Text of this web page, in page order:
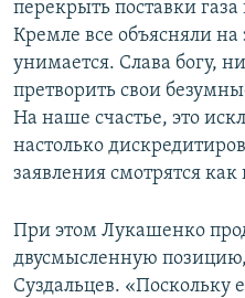
перекрыть поставки
Кремле все объясняли на
унимается. Слава богу,
претворить свои
На наше счастье, это
настолько
заявления смотрятся как
При этом Лукашенко
двусмысленную
Суздальцев. «Поскольку